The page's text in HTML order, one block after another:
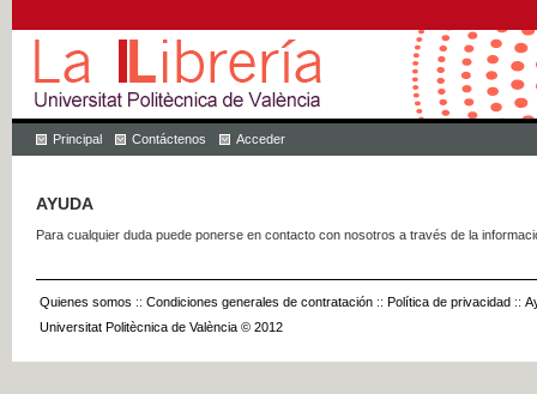
Principal Contáctenos Acceder
AYUDA
Para cualquier duda puede ponerse en contacto con nosotros a través de la
Quienes somos :: Condiciones generales de contratación :: Política de privacidad ::
Universitat Politècnica de València © 2012